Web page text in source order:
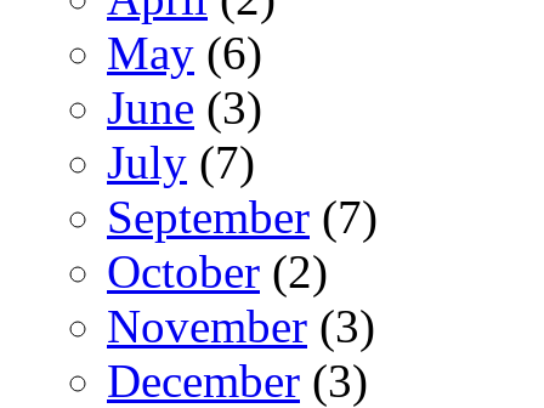
May (6)
June (3)
July (7)
September (7)
October (2)
November (3)
December (3)